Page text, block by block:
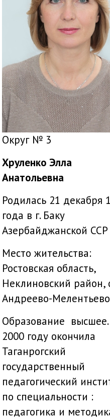
Округ № 3
Хруленко Элла
Анатольевна
Родилась 21 декабря
года в г. Баку
Азербайджанской ССР
Место жительства:
Ростовская область,
Неклиновский район,
Андреево-Мелентьево
Образование
2000 году окончила
Таганрогский
государственный
педагогический
по специальности :
педагогика и